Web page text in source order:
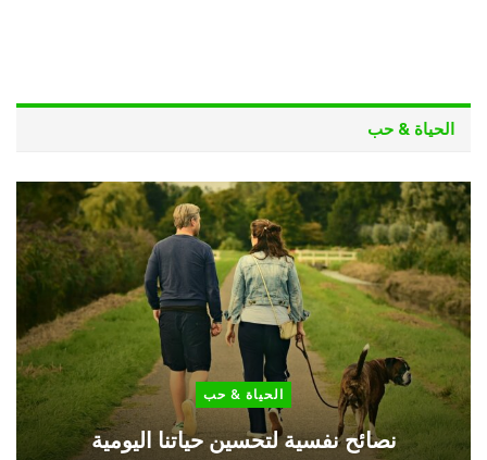
الحياة & حب
الحياة & حب
نصائح نفسية لتحسين حياتنا اليومية